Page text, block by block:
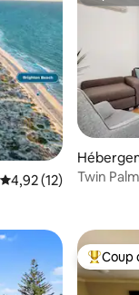
: 5 sur 5
Évaluation moyenne
4,92 (12)
Twin
Coups
Coup